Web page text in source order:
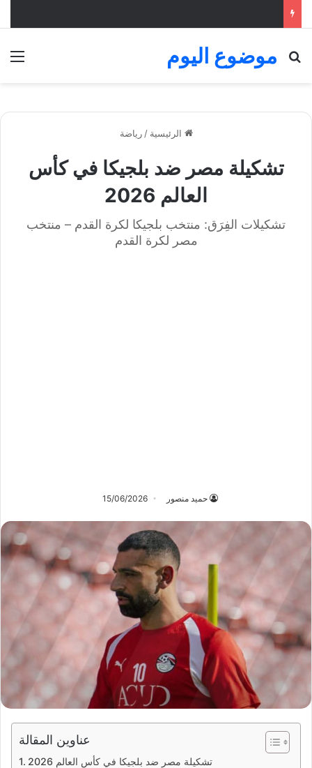
موضوع اليوم
بحث عن
الرئيسية / رياضة
تشكيلة مصر ضد بلجيكا في كأس
العالم 2026
تشكيلات الفِرَق: منتخب بلجيكا لكرة القدم – منتخب
مصر لكرة القدم
حميد منصور 15/06/2026
عناوين المقالة
تشكيلة مصر ضد بلجيكا في كأس العالم 2026